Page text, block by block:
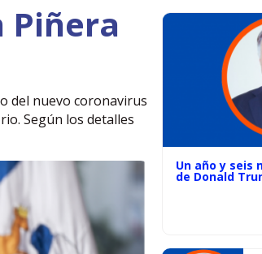
Piñera
del nuevo coronavirus
Según los detalles
Un año y seis
de Donald